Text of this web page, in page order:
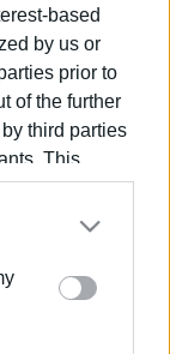
based
by us or
prior to
of the further
third parties
This
to third parties
that may
or more
information